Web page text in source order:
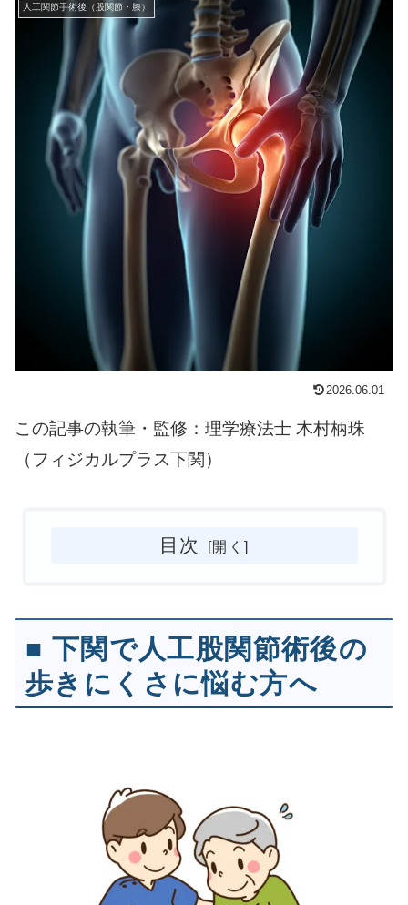
人工関節手術後（股関節・膝）
2026.06.01
この記事の執筆・監修：理学療法士 木村柄珠
（フィジカルプラス下関）
目次
■ 下関で人工股関節術後の
歩きにくさに悩む方へ